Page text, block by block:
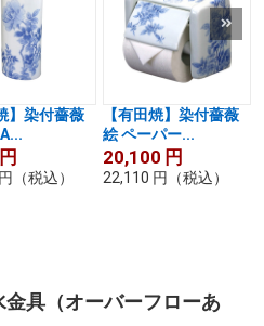
】染付薔薇
円
円 （税込）
【有田焼】染付薔薇
絵 ペーパー...
20,100 円
22,110 円 （税込）
具（オーバーフローあ